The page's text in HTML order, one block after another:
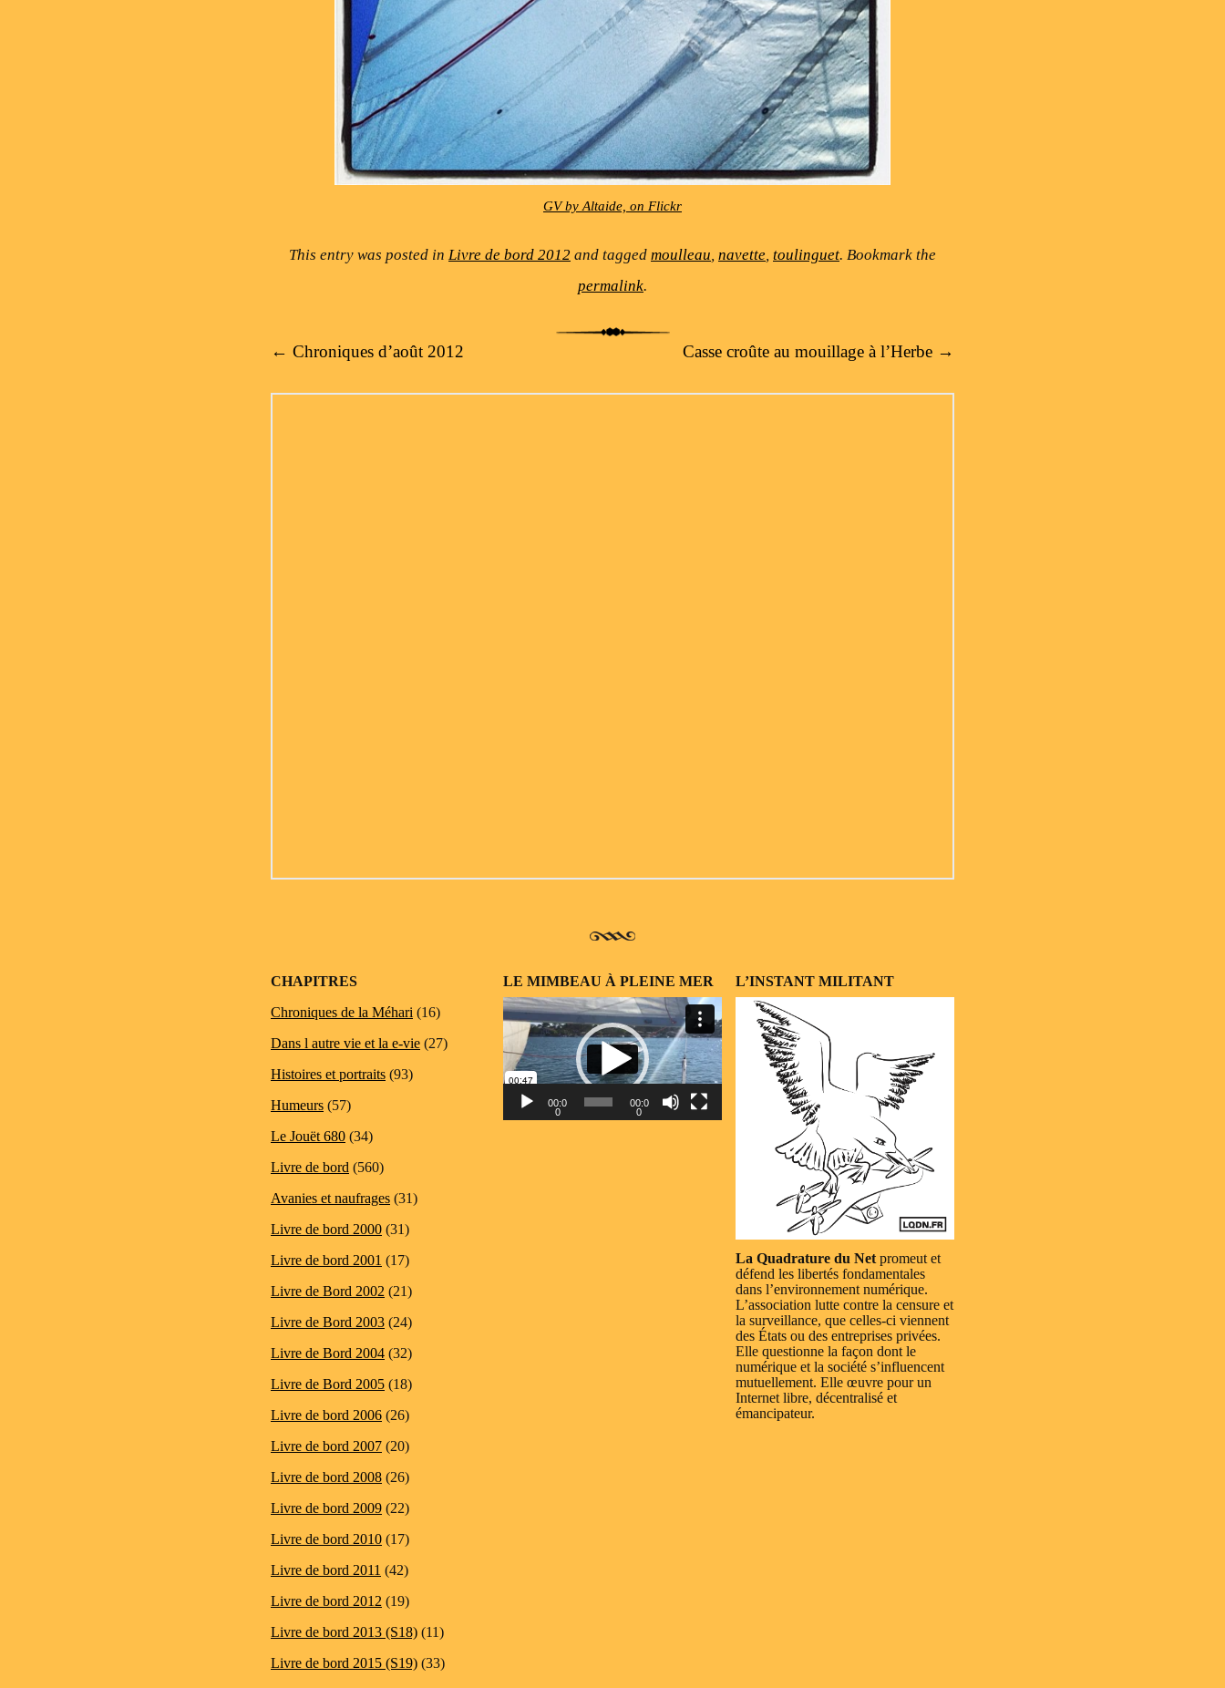
GV by Altaide, on Flickr
This entry was posted in Livre de bord 2012 and tagged moulleau, navette, toulinguet. Bookmark the
permalink.
Post navigation
← Chroniques d’août 2012 Casse croûte au mouillage à l’Herbe →
CHAPITRES
Chroniques de la Méhari (16)
Dans l autre vie et la e-vie (27)
Histoires et portraits (93)
Humeurs (57)
Le Jouët 680 (34)
Livre de bord (560)
Avanies et naufrages (31)
Livre de bord 2000 (31)
Livre de bord 2001 (17)
Livre de Bord 2002 (21)
Livre de Bord 2003 (24)
Livre de Bord 2004 (32)
Livre de Bord 2005 (18)
Livre de bord 2006 (26)
Livre de bord 2007 (20)
Livre de bord 2008 (26)
Livre de bord 2009 (22)
Livre de bord 2010 (17)
Livre de bord 2011 (42)
Livre de bord 2012 (19)
Livre de bord 2013 (S18) (11)
Livre de bord 2015 (S19) (33)
LE MIMBEAU À PLEINE MER
Lecteur
vidéo
00:0
0
00:0
0
L’INSTANT MILITANT
La Quadrature du Net promeut et
défend les libertés fondamentales
dans l’environnement numérique.
L’association lutte contre la censure et
la surveillance, que celles-ci viennent
des États ou des entreprises privées.
Elle questionne la façon dont le
numérique et la société s’influencent
mutuellement. Elle œuvre pour un
Internet libre, décentralisé et
émancipateur.